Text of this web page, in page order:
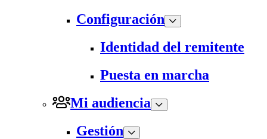
Configuración
Identidad del remitente
Puesta en marcha
Mi audiencia
Gestión